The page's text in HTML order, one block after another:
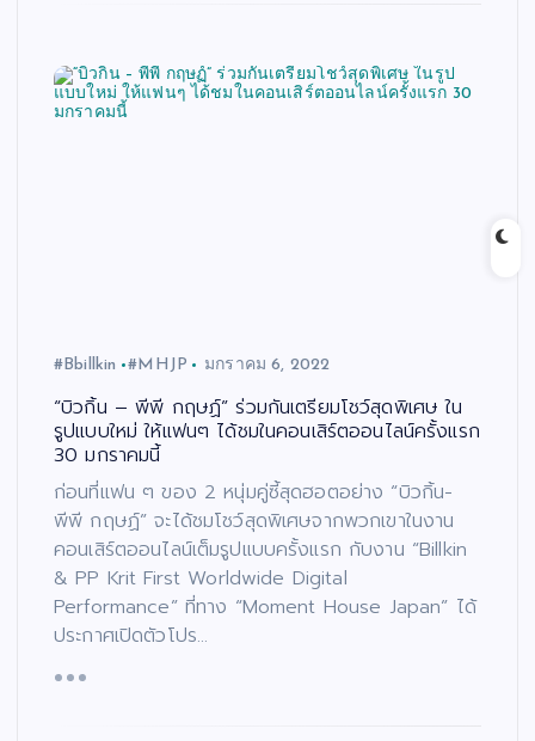
#Bbillkin #MHJP มกราคม 6, 2022
“บิวกิ้น – พีพี กฤษฏ์” ร่วมกันเตรียมโชว์สุดพิเศษ ใน
รูปแบบใหม่ ให้แฟนๆ ได้ชมในคอนเสิร์ตออนไลน์ครั้งแรก
30 มกราคมนี้
ก่อนที่แฟน ๆ ของ 2 หนุ่มคู่ซี้สุดฮอตอย่าง “บิวกิ้น-
พีพี กฤษฏ์” จะได้ชมโชว์สุดพิเศษจากพวกเขาในงาน
คอนเสิร์ตออนไลน์เต็มรูปแบบครั้งแรก กับงาน “Billkin
& PP Krit First Worldwide Digital
Performance” ที่ทาง “Moment House Japan” ได้
ประกาศเปิดตัวโปร…